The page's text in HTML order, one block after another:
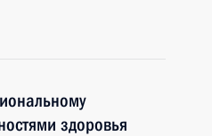
здоровья